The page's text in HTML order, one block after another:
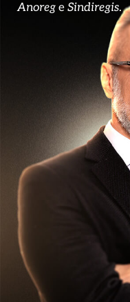
Anoreg e Sindiregis.